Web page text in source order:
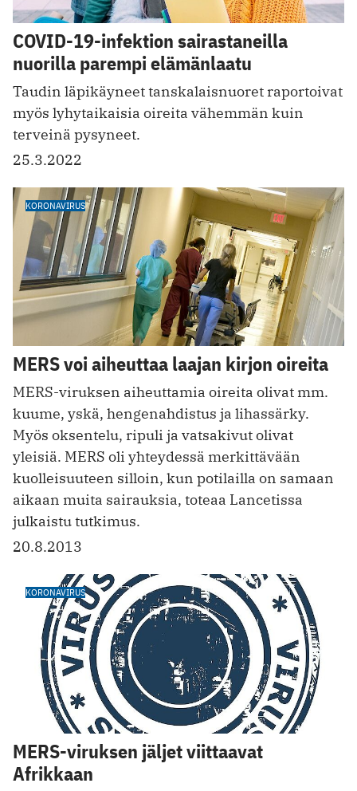
COVID-19-infektion sairastaneilla
nuorilla parempi elämänlaatu
Taudin läpikäyneet tanskalaisnuoret raportoivat
myös lyhytaikaisia oireita vähemmän kuin
terveinä pysyneet.
25.3.2022
KORONAVIRUS
MERS voi aiheuttaa laajan kirjon oireita
MERS-viruksen aiheuttamia oireita olivat mm.
kuume, yskä, hengenahdistus ja lihassärky.
Myös oksentelu, ripuli ja vatsakivut olivat
yleisiä. MERS oli yhteydessä merkittävään
kuolleisuuteen silloin, kun potilailla on samaan
aikaan muita sairauksia, toteaa Lancetissa
julkaistu tutkimus.
20.8.2013
KORONAVIRUS
MERS-viruksen jäljet viittaavat
Afrikkaan